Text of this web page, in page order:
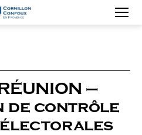
Ville
en
Provence
–
de contrôle
électorales